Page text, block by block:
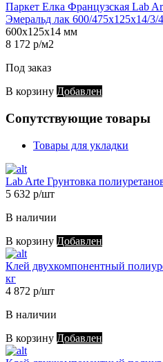
Паркет Елка Французская Lab
Эмеральд лак 600/475х125х14/3/
600х125х14 мм
8 172 р/м2
Под заказ
В корзину Добавлен
Сопутствующие товары
Товары для укладки
Lab Arte Грунтовка
5 632 р/шт
В наличии
В корзину Добавлен
Клей двухкомпонентный
кг
4 872 р/шт
В наличии
В корзину Добавлен